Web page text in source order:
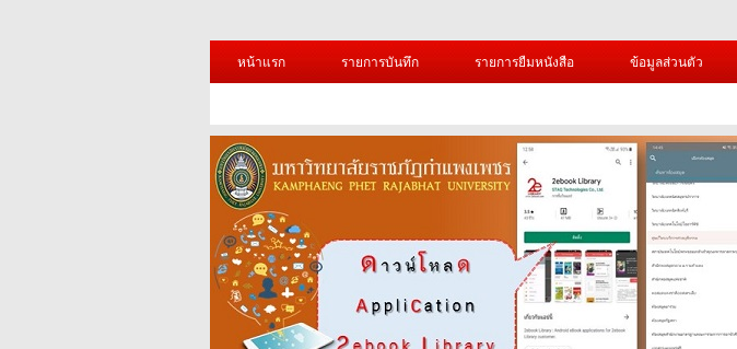
หน้าแรก
รายการบันทึก รายการยืมหนังสือ ข้อมูลส่วนตัว